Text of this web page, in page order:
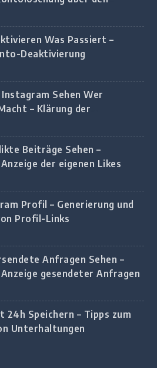
Was Passiert –
Deaktivierung
Sehen Wer
– Klärung der
Beiträge Sehen –
der eigenen Likes
Profil – Generierung und
Profil-Links
Anfragen Sehen –
gesendeter Anfragen
24h Speichern – Tipps zum
Unterhaltungen